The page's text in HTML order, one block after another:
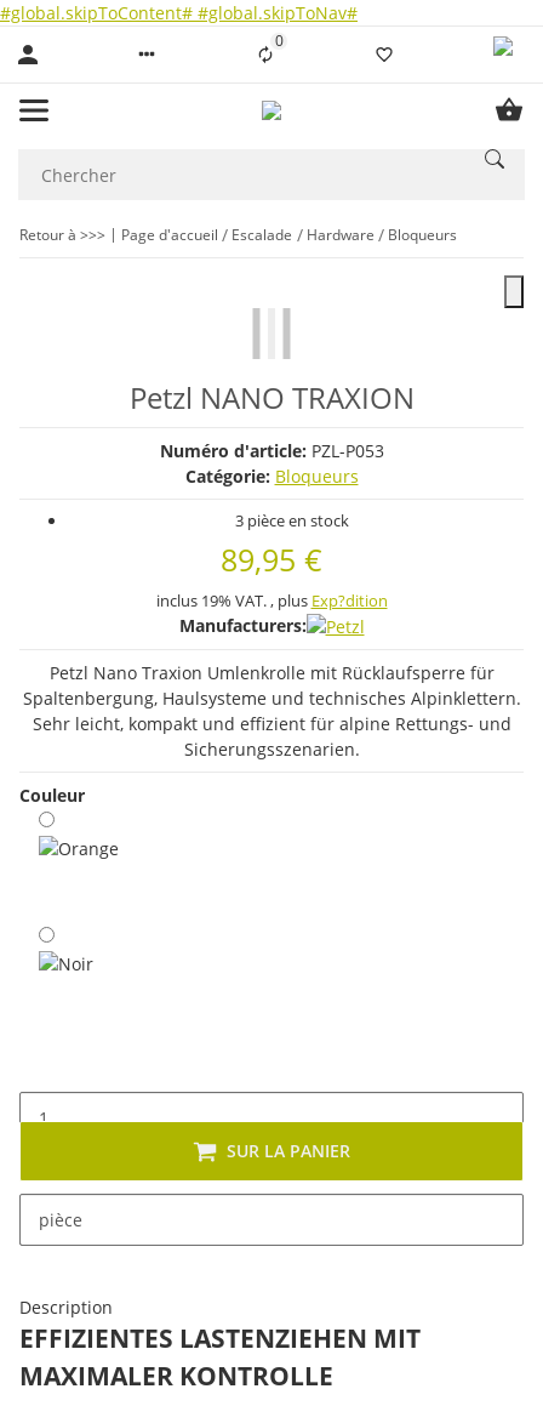
#global.skipToContent# #global.skipToNav#
0Liste ist leer
Retour à >>> Page d'accueil Escalade Hardware Bloqueurs
Petzl NANO TRAXION
Numéro d'article: PZL-P053
Catégorie: Bloqueurs
3 pièce en stock
89,95 €
inclus 19% VAT. , plus Exp?dition
Manufacturers:
Petzl Nano Traxion Umlenkrolle mit Rücklaufsperre für
Spaltenbergung, Haulsysteme und technisches Alpinklettern.
Sehr leicht, kompakt und effizient für alpine Rettungs- und
Sicherungsszenarien.
Couleur
Orange
pièce
SUR LA PANIER
Cet article se décline en plusieurs variantes. Veuillez
sélectionner la variante de votre choix.
Description
EFFIZIENTES LASTENZIEHEN MIT
MAXIMALER KONTROLLE